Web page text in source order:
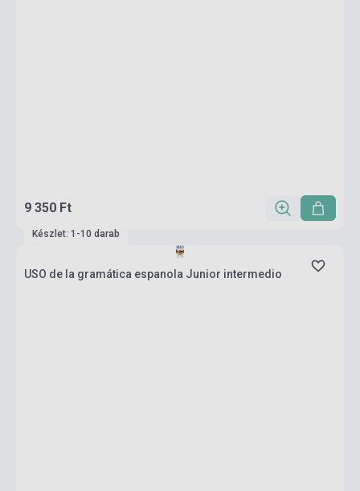
9 350 Ft
Készlet: 1-10 darab
USO de la gramática espanola Junior intermedio